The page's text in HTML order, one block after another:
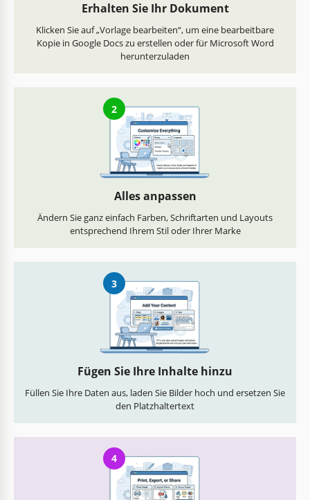
Erhalten Sie Ihr Dokument
Klicken Sie auf „Vorlage bearbeiten“, um eine bearbeitbare
Kopie in Google Docs zu erstellen oder für Microsoft Word
herunterzuladen
2
Alles anpassen
Ändern Sie ganz einfach Farben, Schriftarten und Layouts
entsprechend Ihrem Stil oder Ihrer Marke
3
Fügen Sie Ihre Inhalte hinzu
Füllen Sie Ihre Daten aus, laden Sie Bilder hoch und ersetzen Sie
den Platzhaltertext
4